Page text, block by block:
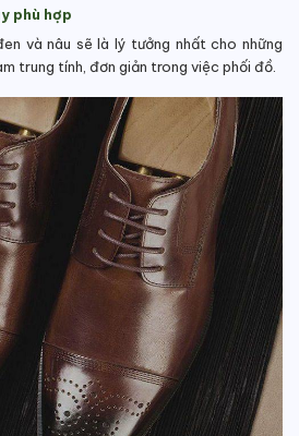
phù hợp
và nâu sẽ là lý tưởng nhất cho những
trung tính, đơn giản trong việc phối đồ.